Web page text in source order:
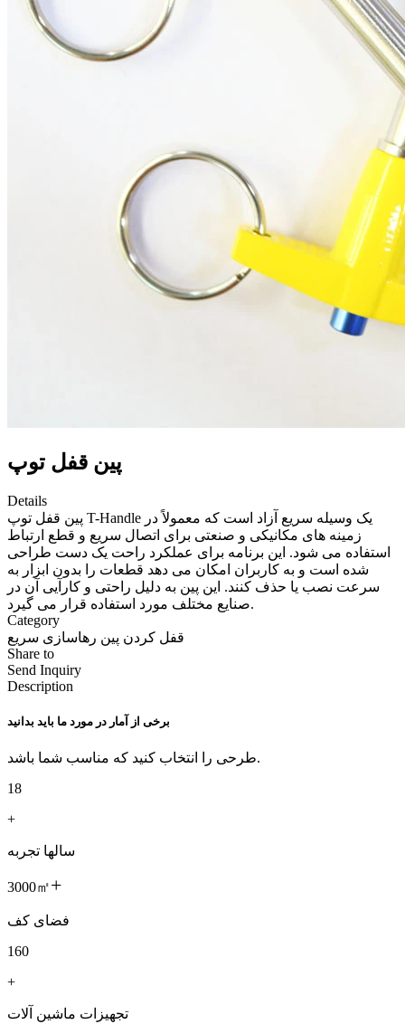
پین قفل توپ
Details
پین قفل توپ T-Handle یک وسیله سریع آزاد است که معمولاً در
زمینه های مکانیکی و صنعتی برای اتصال سریع و قطع ارتباط
استفاده می شود. این برنامه برای عملکرد راحت یک دست طراحی
شده است و به کاربران امکان می دهد قطعات را بدون ابزار به
سرعت نصب یا حذف کنند. این پین به دلیل راحتی و کارآیی آن در
صنایع مختلف مورد استفاده قرار می گیرد.
Category
قفل کردن پین رهاسازی سریع
Share to
Send Inquiry
Description
برخی از آمار در مورد ما باید بدانید
طرحی را انتخاب کنید که مناسب شما باشد.
18
+
سالها تجربه
3000㎡+
فضای کف
160
+
تجهیزات ماشین آلات